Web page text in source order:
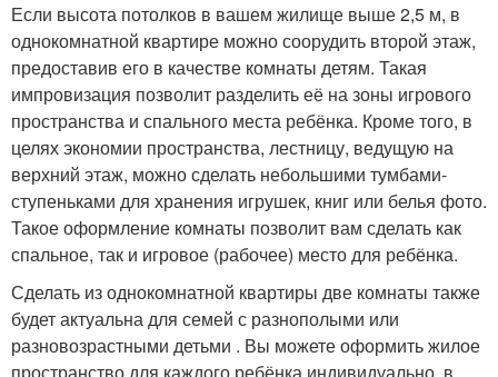
Если высота потолков в вашем жилище выше 2,5 м, в
однокомнатной квартире можно соорудить второй этаж,
предоставив его в качестве комнаты детям. Такая
импровизация позволит разделить её на зоны игрового
пространства и спального места ребёнка. Кроме того, в
целях экономии пространства, лестницу, ведущую на
верхний этаж, можно сделать небольшими тумбами-
ступеньками для хранения игрушек, книг или белья фото.
Такое оформление комнаты позволит вам сделать как
спальное, так и игровое (рабочее) место для ребёнка.
Сделать из однокомнатной квартиры две комнаты также
будет актуальна для семей с разнополыми или
разновозрастными детьми . Вы можете оформить жилое